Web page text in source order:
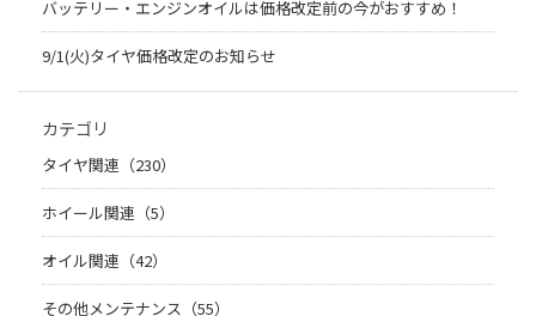
バッテリー・エンジンオイルは価格改定前の今がおすすめ！
9/1(火)タイヤ価格改定のお知らせ
カテゴリ
タイヤ関連（230）
ホイール関連（5）
オイル関連（42）
その他メンテナンス（55）